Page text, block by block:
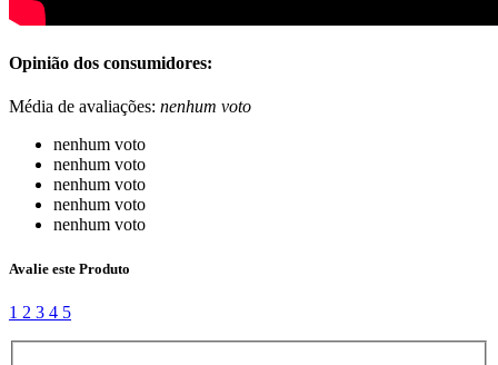
Opinião dos consumidores:
Média de avaliações: nenhum voto
nenhum voto
nenhum voto
nenhum voto
nenhum voto
nenhum voto
Avalie este Produto
1 2 3 4 5